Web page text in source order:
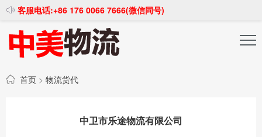
客服电话:+86 176 0066 7666(微信同号)
首页 > 物流货代
中卫市乐途物流有限公司